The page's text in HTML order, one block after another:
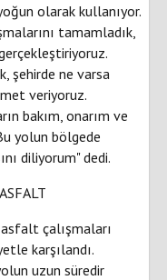
olarak kullanıyor.
tamamladık,
şehirde ne varsa
veriyoruz.
bakım, onarım ve
yolun bölgede
diliyorum" dedi.
çalışmaları
karşılandı.
uzun süredir